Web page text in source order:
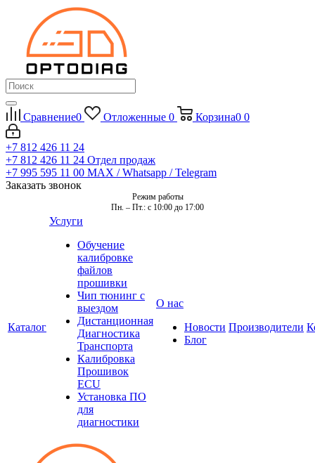
Сравнение0 Отложенные 0 Корзина0 0
+7 812 426 11 24
+7 812 426 11 24 Отдел продаж
+7 995 595 11 00 MAX / Whatsapp / Telegram
Заказать звонок
Режим работы
Пн. – Пт.: с 10:00 до 17:00
Каталог
Услуги
Обучение
калибровке
файлов
прошивки
Чип тюнинг с
выездом
Дистанционная
Диагностика
Транспорта
Калибровка
Прошивок
ECU
Установка ПО
для
диагностики
О нас
Новости
Блог
Производители